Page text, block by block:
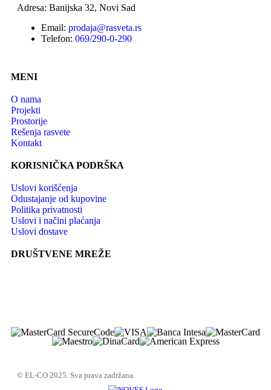
Adresa: Banijska 32, Novi Sad
Email: prodaja@rasveta.rs
Telefon: 069/290-0-290
MENI
O nama
Projekti
Prostorije
Rešenja rasvete
Kontakt
KORISNIČKA PODRŠKA
Uslovi korišćenja
Odustajanje od kupovine
Politika privatnosti
Uslovi i načini plaćanja
Uslovi dostave
DRUŠTVENE MREŽE
© EL-CO 2025. Sva prava zadržana.